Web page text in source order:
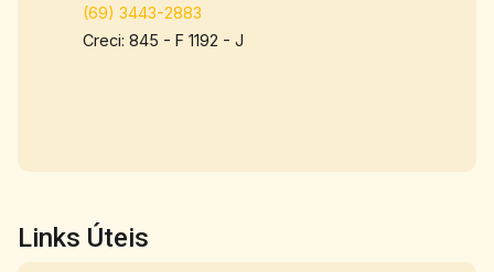
(69) 3443-2883
Creci: 845 - F 1192 - J
Links Úteis